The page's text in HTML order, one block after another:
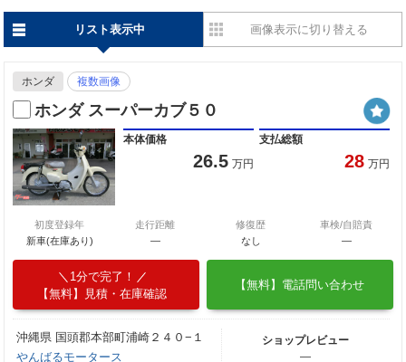
リスト表示中 画像表示に切り替える
ホンダ 複数画像
ホンダ スーパーカブ５０
本体価格
26.5 万円
支払総額
28 万円
初度登録年
新車(在庫あり)
走行距離
―
修復歴
なし
車検/自賠責
―
1分で完了！
【無料】見積・在庫確認
【無料】電話問い合わせ
沖縄県 国頭郡本部町浦崎２４０−１
やんばるモータース
ショップレビュー
―